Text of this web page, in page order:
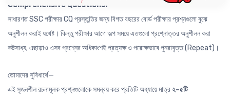
Comprehensive Questions:
সাধারণত SSC পরীক্ষার CQ প্রস্তুতির জন্য বিগত বছরের বোর্ড পরীক্ষার প্রশ্নগুলো বুঝে
অনুশীলন করাই যথেষ্ট। কিন্তু পরীক্ষার আগে অল্প সময়ে এতগুলো প্রশ্নোত্তর অনুশীলন করা
কষ্টসাধ্য; এছাড়াও এসব প্রশ্নের অধিকাংশই প্রত্যক্ষ ও পরোক্ষভাবে পুনরাবৃত্ত (Repeat)।
তোমাদের সুবিধার্থে—
এই সৃজনশীল রচনামূলক প্রশ্নগুলোকে সমন্বয় করে প্রতিটি অধ্যায়ে মাত্র২–৫টি